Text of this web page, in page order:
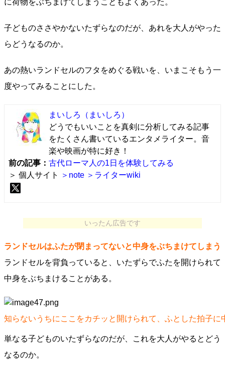
に荷物をぶちまけてしまうこともよくあった。
子どものささやかないたずらなのだが、あれを大人がやった
らどうなるのか。
あの熱いランドセルのフタをめぐる戦いを、いまこそもう一
度やってみることにした。
まいしろ
（まいしろ）
どうでもいいことを真剣に分析してみる記事
をたくさん書いているエンタメライター。音
楽や映画が特に好き！
前の記事： 古代ローマ人の1日を体験してみる
＞ 個人サイト
＞note ＞ライターwiki
いったん広告です
ランドセルはふたが閉まってないと中身をぶちまけてしまう
ランドセルを背負っていると、いたずらでふたを開けられて
中身をぶちまけることがある。
知らないうちにここをカチッと開けられて、ふとした拍子に
単なる子どものいたずらなのだが、これを大人がやるとどう
なるのか。